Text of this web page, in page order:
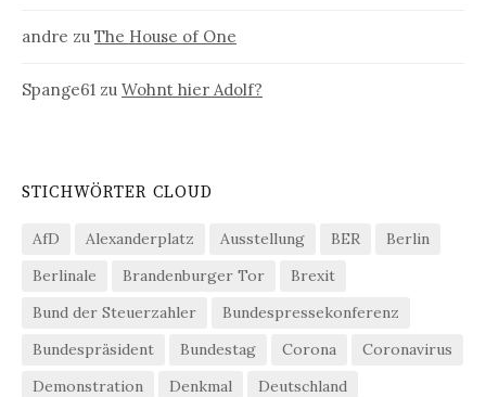
andre zu The House of One
Spange61 zu Wohnt hier Adolf?
STICHWÖRTER CLOUD
AfD Alexanderplatz Ausstellung BER
Berlin
Berlinale
Brandenburger Tor
Brexit
Bund der Steuerzahler
Bundespressekonferenz
Bundespräsident
Bundestag Corona
Coronavirus
Demonstration
Denkmal
Deutschland